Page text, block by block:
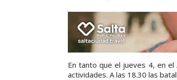
En tanto que el jueves 4, en
actividades. A las 18.30 las